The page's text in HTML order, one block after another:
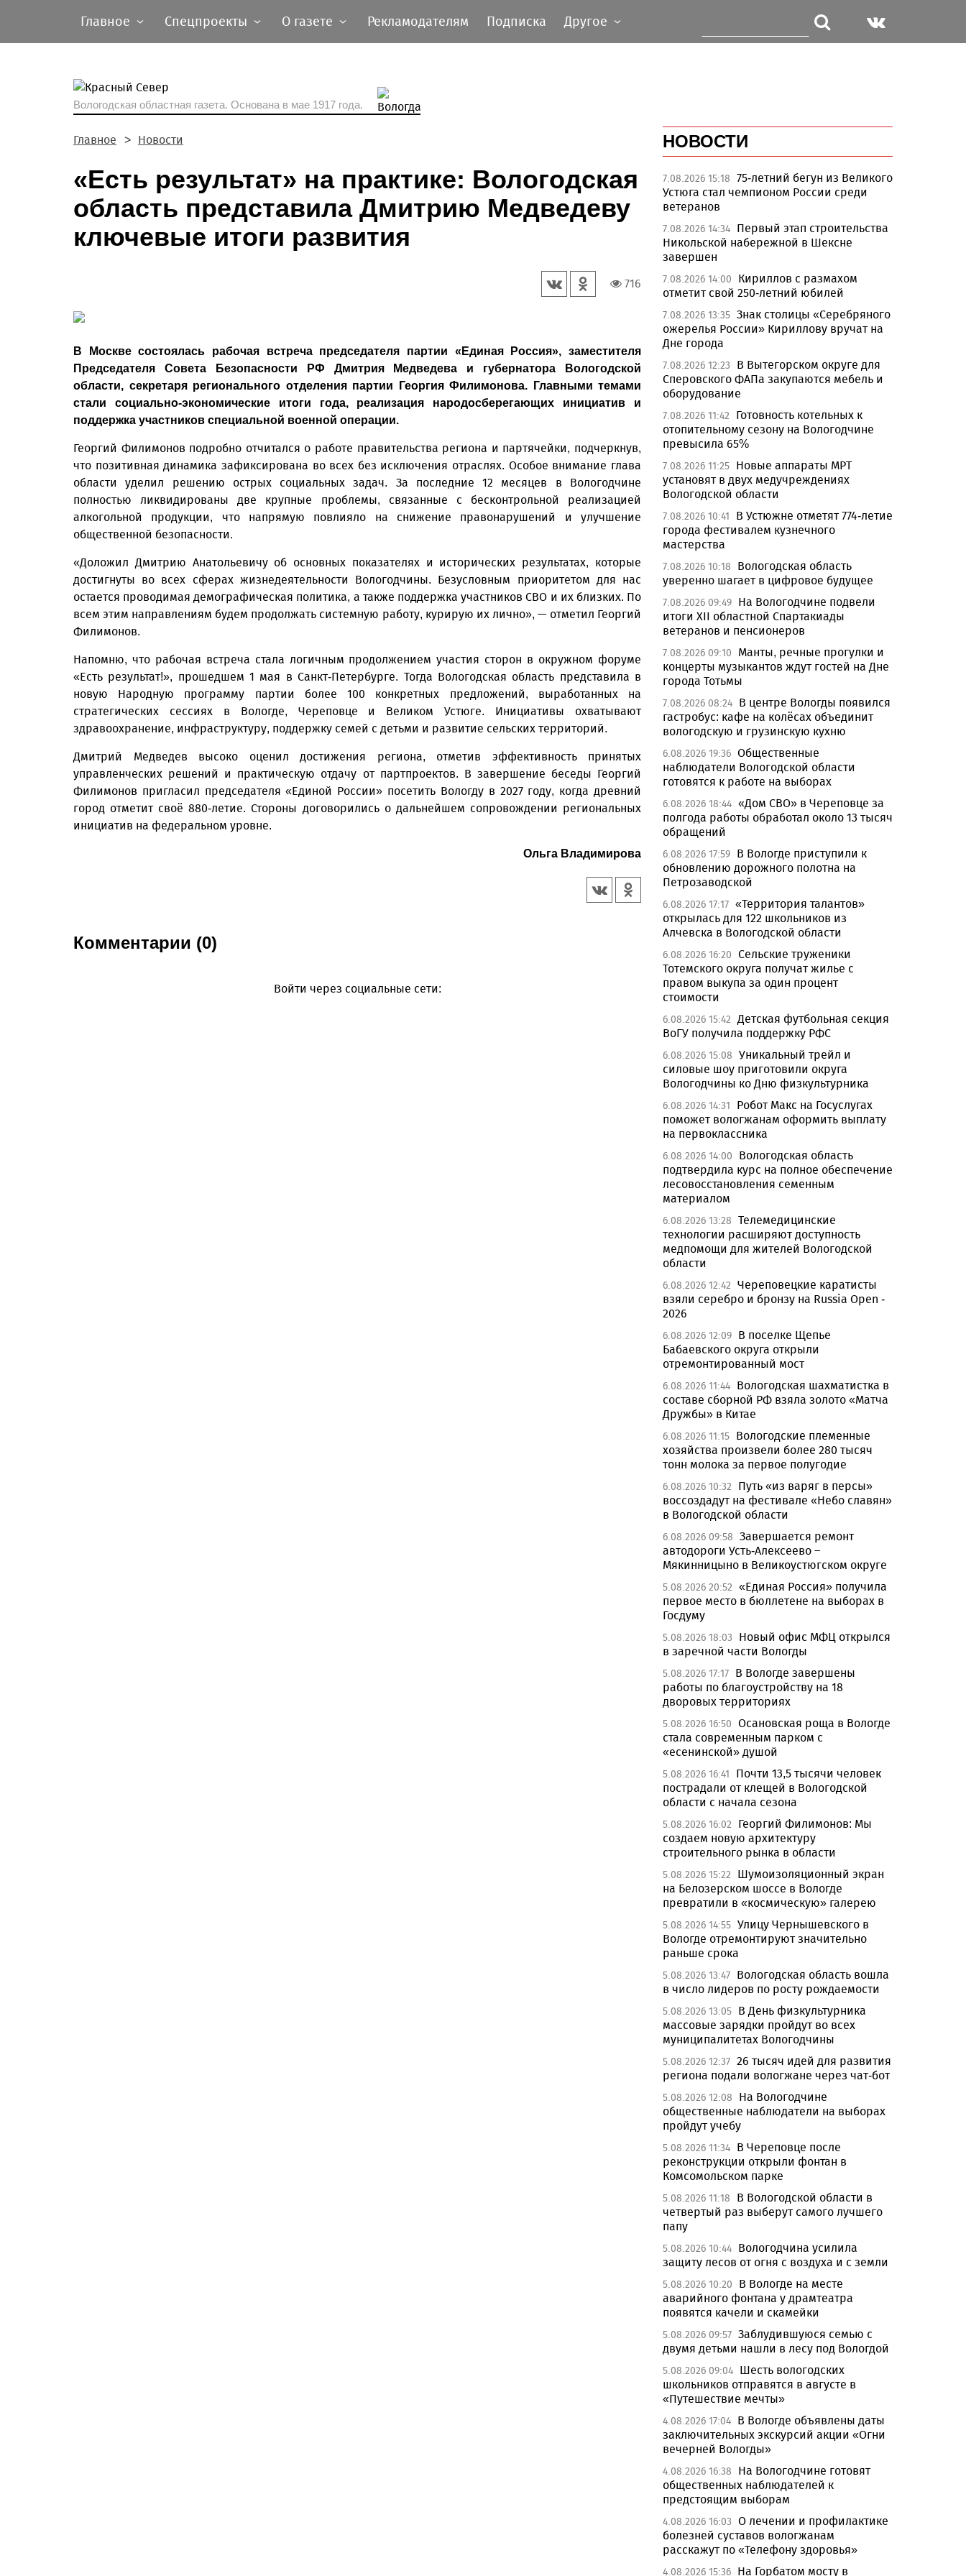
Главное Спецпроекты О газете Рекламодателям Подписка Другое
Вологодская областная газета. Основана в мае 1917 года.
Главное Новости
«Есть результат» на практике: Вологодская
область представила Дмитрию Медведеву
ключевые итоги развития
716
В Москве состоялась рабочая встреча председателя партии «Единая Россия», заместителя
Председателя Совета Безопасности РФ Дмитрия Медведева и губернатора Вологодской
области, секретаря регионального отделения партии Георгия Филимонова. Главными темами
стали социально-экономические итоги года, реализация народосберегающих инициатив и
поддержка участников специальной военной операции.
Георгий Филимонов подробно отчитался о работе правительства региона и партячейки, подчеркнув,
что позитивная динамика зафиксирована во всех без исключения отраслях. Особое внимание глава
области уделил решению острых социальных задач. За последние 12 месяцев в Вологодчине
полностью ликвидированы две крупные проблемы, связанные с бесконтрольной реализацией
алкогольной продукции, что напрямую повлияло на снижение правонарушений и улучшение
общественной безопасности.
«Доложил Дмитрию Анатольевичу об основных показателях и исторических результатах, которые
достигнуты во всех сферах жизнедеятельности Вологодчины. Безусловным приоритетом для нас
остается проводимая демографическая политика, а также поддержка участников СВО и их близких. По
всем этим направлениям будем продолжать системную работу, курирую их лично», — отметил Георгий
Филимонов.
Напомню, что рабочая встреча стала логичным продолжением участия сторон в окружном форуме
«Есть результат!», прошедшем 1 мая в Санкт-Петербурге. Тогда Вологодская область представила в
новую Народную программу партии более 100 конкретных предложений, выработанных на
стратегических сессиях в Вологде, Череповце и Великом Устюге. Инициативы охватывают
здравоохранение, инфраструктуру, поддержку семей с детьми и развитие сельских территорий.
Дмитрий Медведев высоко оценил достижения региона, отметив эффективность принятых
управленческих решений и практическую отдачу от партпроектов. В завершение беседы Георгий
Филимонов пригласил председателя «Единой России» посетить Вологду в 2027 году, когда древний
город отметит своё 880-летие. Стороны договорились о дальнейшем сопровождении региональных
инициатив на федеральном уровне.
Ольга Владимирова
Комментарии (0)
Войти через социальные сети:
НОВОСТИ
7.08.2026 15:18 75-летний бегун из Великого
Устюга стал чемпионом России среди
ветеранов
7.08.2026 14:34 Первый этап строительства
Никольской набережной в Шексне
завершен
7.08.2026 14:00
Кириллов с размахом
отметит свой 250-летний юбилей
7.08.2026 13:35 Знак столицы «Серебряного
ожерелья России» Кириллову вручат на
Дне города
7.08.2026 12:23
В Вытегорском округе для
Сперовского ФАПа закупаются мебель и
оборудование
7.08.2026 11:42
Готовность котельных к
отопительному сезону на Вологодчине
превысила 65%
7.08.2026 11:25 Новые аппараты МРТ
установят в двух медучреждениях
Вологодской области
7.08.2026 10:41
В Устюжне отметят 774-летие
города фестивалем кузнечного
мастерства
7.08.2026 10:18
Вологодская область
уверенно шагает в цифровое будущее
7.08.2026 09:49 На Вологодчине подвели
итоги XII областной Спартакиады
ветеранов и пенсионеров
7.08.2026 09:10
Манты, речные прогулки и
концерты музыкантов ждут гостей на Дне
города Тотьмы
7.08.2026 08:24 В центре Вологды появился
гастробус: кафе на колёсах объединит
вологодскую и грузинскую кухню
6.08.2026 19:36 Общественные
наблюдатели Вологодской области
готовятся к работе на выборах
6.08.2026 18:44 «Дом СВО» в Череповце за
полгода работы обработал около 13 тысяч
обращений
6.08.2026 17:59 В Вологде приступили к
обновлению дорожного полотна на
Петрозаводской
6.08.2026 17:17 «Территория талантов»
открылась для 122 школьников из
Алчевска в Вологодской области
6.08.2026 16:20 Сельские труженики
Тотемского округа получат жилье с
правом выкупа за один процент
стоимости
6.08.2026 15:42 Детская футбольная секция
ВоГУ получила поддержку РФС
6.08.2026 15:08 Уникальный трейл и
силовые шоу приготовили округа
Вологодчины ко Дню физкультурника
6.08.2026 14:31
Робот Макс на Госуслугах
поможет вологжанам оформить выплату
на первоклассника
6.08.2026 14:00
Вологодская область
подтвердила курс на полное обеспечение
лесовосстановления семенным
материалом
6.08.2026 13:28 Телемедицинские
технологии расширяют доступность
медпомощи для жителей Вологодской
области
6.08.2026 12:42 Череповецкие каратисты
взяли серебро и бронзу на Russia Open -
2026
6.08.2026 12:09 В поселке Щепье
Бабаевского округа открыли
отремонтированный мост
6.08.2026 11:44 Вологодская шахматистка в
составе сборной РФ взяла золото «Матча
Дружбы» в Китае
6.08.2026 11:15 Вологодские племенные
хозяйства произвели более 280 тысяч
тонн молока за первое полугодие
6.08.2026 10:32
Путь «из варяг в персы»
воссоздадут на фестивале «Небо славян»
в Вологодской области
6.08.2026 09:58 Завершается ремонт
автодороги Усть-Алексеево –
Мякинницыно в Великоустюгском округе
5.08.2026 20:52 «Единая Россия» получила
первое место в бюллетене на выборах в
Госдуму
5.08.2026 18:03
Новый офис МФЦ открылся
в заречной части Вологды
5.08.2026 17:17 В Вологде завершены
работы по благоустройству на 18
дворовых территориях
5.08.2026 16:50 Осановская роща в Вологде
стала современным парком с
«есенинской» душой
5.08.2026 16:41
Почти 13,5 тысячи человек
пострадали от клещей в Вологодской
области с начала сезона
5.08.2026 16:02
Георгий Филимонов: Мы
создаем новую архитектуру
строительного рынка в области
5.08.2026 15:22
Шумоизоляционный экран
на Белозерском шоссе в Вологде
превратили в «космическую» галерею
5.08.2026 14:55 Улицу Чернышевского в
Вологде отремонтируют значительно
раньше срока
5.08.2026 13:47 Вологодская область вошла
в число лидеров по росту рождаемости
5.08.2026 13:05 В День физкультурника
массовые зарядки пройдут во всех
муниципалитетах Вологодчины
5.08.2026 12:37 26 тысяч идей для развития
региона подали вологжане через чат-бот
5.08.2026 12:08
На Вологодчине
общественные наблюдатели на выборах
пройдут учебу
5.08.2026 11:34 В Череповце после
реконструкции открыли фонтан в
Комсомольском парке
5.08.2026 11:18
В Вологодской области в
четвертый раз выберут самого лучшего
папу
5.08.2026 10:44 Вологодчина усилила
защиту лесов от огня с воздуха и с земли
5.08.2026 10:20
В Вологде на месте
аварийного фонтана у драмтеатра
появятся качели и скамейки
5.08.2026 09:57 Заблудившуюся семью с
двумя детьми нашли в лесу под Вологдой
5.08.2026 09:04 Шесть вологодских
школьников отправятся в августе в
«Путешествие мечты»
4.08.2026 17:04 В Вологде объявлены даты
заключительных экскурсий акции «Огни
вечерней Вологды»
4.08.2026 16:38
На Вологодчине готовят
общественных наблюдателей к
предстоящим выборам
4.08.2026 16:03 О лечении и профилактике
болезней суставов вологжанам
расскажут по «Телефону здоровья»
4.08.2026 15:36 На Горбатом мосту в